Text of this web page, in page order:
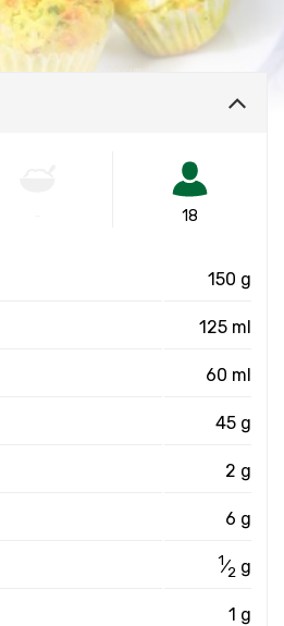
18
150 g
125 ml
60 ml
45 g
2 g
6 g
1⁄2 g
1 g